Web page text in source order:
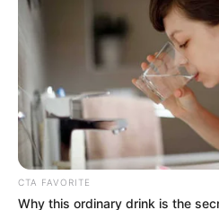
CTA FAVORITE
Why this ordinary drink is the